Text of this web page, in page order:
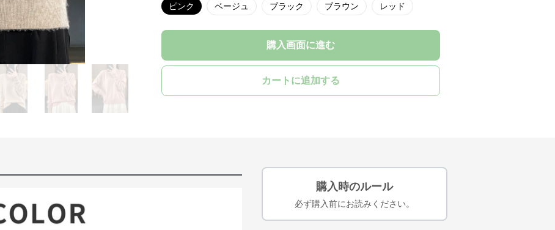
ピンク ベージュ ブラック ブラウン レッド
購入画面に進む
カートに追加する
購入時のルール
必ず購入前にお読みください。